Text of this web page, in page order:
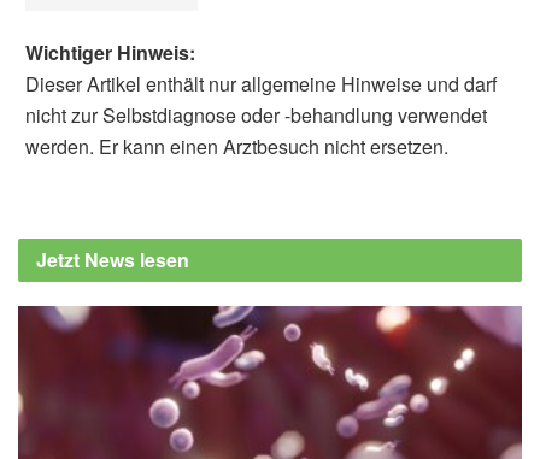
Anti-Inflammatory Diet, (Abruf: 06.02.2022),
Cleveland Clinic
Wichtiger Hinweis:
Dieser Artikel enthält nur allgemeine Hinweise und darf
nicht zur Selbstdiagnose oder -behandlung verwendet
werden. Er kann einen Arztbesuch nicht ersetzen.
Jetzt News lesen